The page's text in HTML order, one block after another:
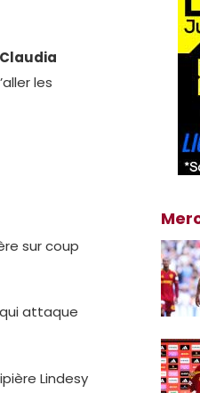
Claudia
les
sur coup
attaque
Lindesy